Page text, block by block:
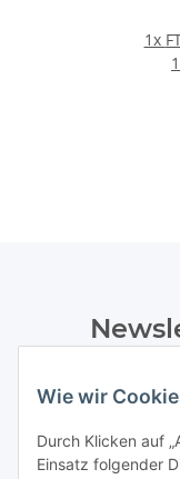
Wie wir
Durch Klicken auf
Einsatz folgender
1x